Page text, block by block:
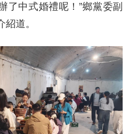
了中式婚禮呢！”鄉黨委副
道。